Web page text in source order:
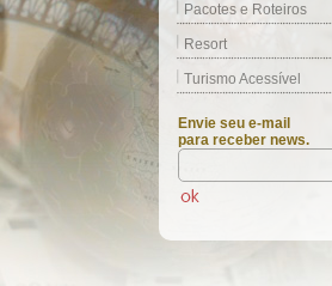
Pacotes e Roteiros
Resort
Turismo Acessível
Envie seu e-mail
para receber news.